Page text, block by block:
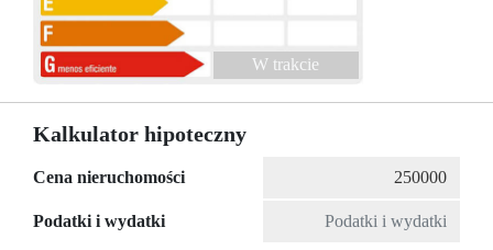
W trakcie
Kalkulator hipoteczny
Cena nieruchomości
Podatki i wydatki